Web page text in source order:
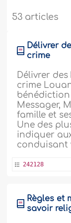
53 articles
Délivrer
crime
Délivrer
crime
Messager,
famille et
Une des
indiquer
conduisant
242128
Règles et
savoir